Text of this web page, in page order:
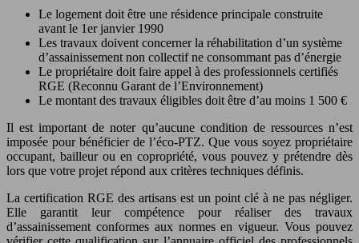
Le logement doit être une résidence principale construite
avant le 1er janvier 1990
Les travaux doivent concerner la réhabilitation d’un système
d’assainissement non collectif ne consommant pas d’énergie
Le propriétaire doit faire appel à des professionnels certifiés
RGE (Reconnu Garant de l’Environnement)
Le montant des travaux éligibles doit être d’au moins 1 500 €
Il est important de noter qu’aucune condition de ressources n’est
imposée pour bénéficier de l’éco-PTZ. Que vous soyez propriétaire
occupant, bailleur ou en copropriété, vous pouvez y prétendre dès
lors que votre projet répond aux critères techniques définis.
La certification RGE des artisans est un point clé à ne pas négliger.
Elle garantit leur compétence pour réaliser des travaux
d’assainissement conformes aux normes en vigueur. Vous pouvez